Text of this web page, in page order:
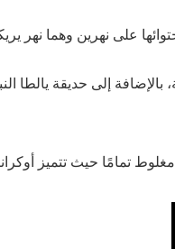
على نهرين وهما نهر
إلى حديقة يالطا
تمامًا حيث تتميز